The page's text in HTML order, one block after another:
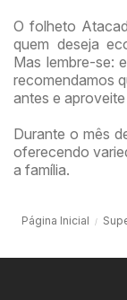
O folheto
quem deseja
Mas lembre-se:
recomendamos
antes e
Durante o mês
oferecendo
a família.
Página Inicial